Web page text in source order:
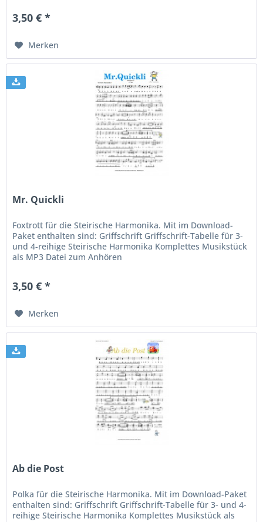
3,50 € *
Merken
Mr. Quickli
Foxtrott für die Steirische Harmonika. Mit im Download-
Paket enthalten sind: Griffschrift Griffschrift-Tabelle für 3-
und 4-reihige Steirische Harmonika Komplettes Musikstück
als MP3 Datei zum Anhören
3,50 € *
Merken
Ab die Post
Polka für die Steirische Harmonika. Mit im Download-Paket
enthalten sind: Griffschrift Griffschrift-Tabelle für 3- und 4-
reihige Steirische Harmonika Komplettes Musikstück als